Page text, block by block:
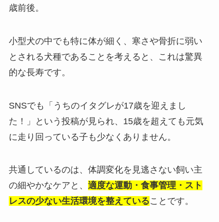
歳前後。
小型犬の中でも特に体が細く、寒さや骨折に弱い
とされる犬種であることを考えると、これは驚異
的な長寿です。
SNSでも「うちのイタグレが17歳を迎えまし
た！」という投稿が見られ、15歳を超えても元気
に走り回っている子も少なくありません。
共通しているのは、体調変化を見逃さない飼い主
の細やかなケアと、 適度な運動・食事管理・スト
レスの少ない生活環境を整えていることです。